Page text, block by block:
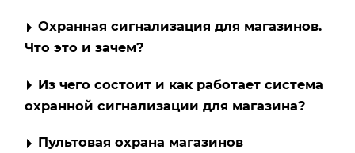
Охранная сигнализация для магазинов.
Что это и зачем?
Из чего состоит и как работает система
охранной сигнализации для магазина?
Пультовая охрана магазинов